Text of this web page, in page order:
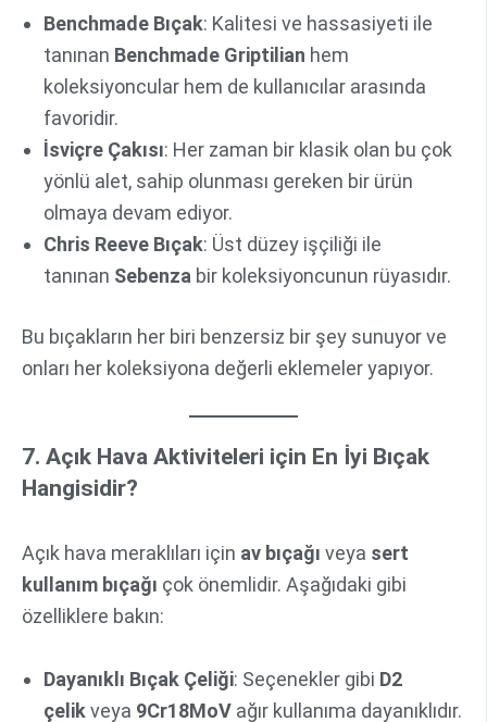
Benchmade Bıçak: Kalitesi ve hassasiyeti ile
tanınan Benchmade Griptilian hem
koleksiyoncular hem de kullanıcılar arasında
favoridir.
İsviçre Çakısı: Her zaman bir klasik olan bu çok
yönlü alet, sahip olunması gereken bir ürün
olmaya devam ediyor.
Chris Reeve Bıçak: Üst düzey işçiliği ile
tanınan Sebenza bir koleksiyoncunun rüyasıdır.
Bu bıçakların her biri benzersiz bir şey sunuyor ve
onları her koleksiyona değerli eklemeler yapıyor.
7. Açık Hava Aktiviteleri için En İyi Bıçak
Hangisidir?
Açık hava meraklıları için av bıçağı veya sert
kullanım bıçağı çok önemlidir. Aşağıdaki gibi
özelliklere bakın:
Dayanıklı Bıçak Çeliği: Seçenekler gibi D2
çelikveya 9Cr18MoV ağır kullanıma dayanıklıdır.